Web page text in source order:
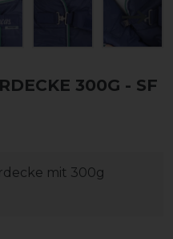
300G - SF
mit 300g